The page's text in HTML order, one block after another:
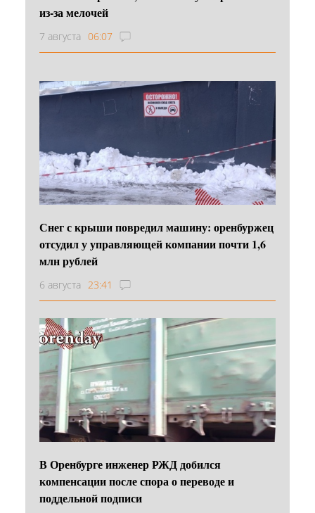
из-за мелочей
7 августа 06:07
Снег с крыши повредил машину: оренбуржец
отсудил у управляющей компании почти 1,6
млн рублей
6 августа 23:41
В Оренбурге инженер РЖД добился
компенсации после спора о переводе и
поддельной подписи